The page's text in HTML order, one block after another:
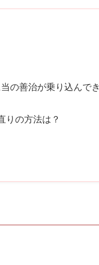
の善治が乗り込んでき
の方法は？